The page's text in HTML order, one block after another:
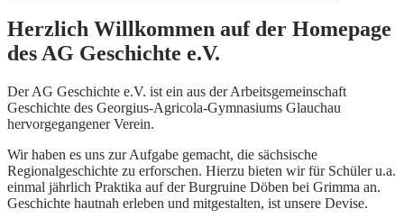
Herzlich Willkommen auf der Homepage
des AG Geschichte e.V.
Der AG Geschichte e.V. ist ein aus der Arbeitsgemeinschaft
Geschichte des Georgius-Agricola-Gymnasiums Glauchau
hervorgegangener Verein.
Wir haben es uns zur Aufgabe gemacht, die sächsische
Regionalgeschichte zu erforschen. Hierzu bieten wir für Schüler u.a.
einmal jährlich Praktika auf der Burgruine Döben bei Grimma an.
Geschichte hautnah erleben und mitgestalten, ist unsere Devise.